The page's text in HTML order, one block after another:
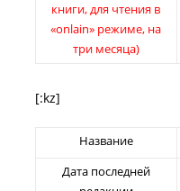
книги, для чтения в
«onlain» режиме, на
три месяца)
[:kz]
Название
Дата последней